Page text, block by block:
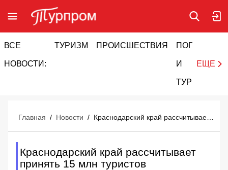
ВСЕ
НОВОСТИ:
ТУРИЗМ ПРОИСШЕСТВИЯ ПОГОДА
И
ТУРИЗМ
ЕЩЕ
Главная / Новости /
Краснодарский край рассчитывает
принять 15 млн туристов